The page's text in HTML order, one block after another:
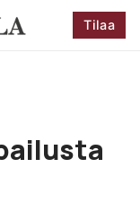
Tilaa